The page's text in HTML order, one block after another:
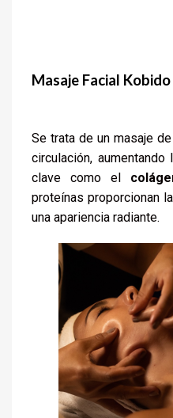
Masaje Facial Kobido
Se trata de un masaje
circulación,
clave como el
proteínas proporcionan
una apariencia radiante.